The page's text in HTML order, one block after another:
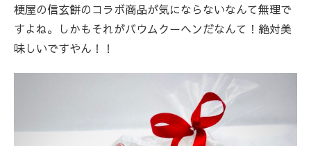
梗屋の信玄餅のコラボ商品が気にならないなんて無理で
すよね。しかもそれがバウムクーヘンだなんて！絶対美
味しいですやん！！